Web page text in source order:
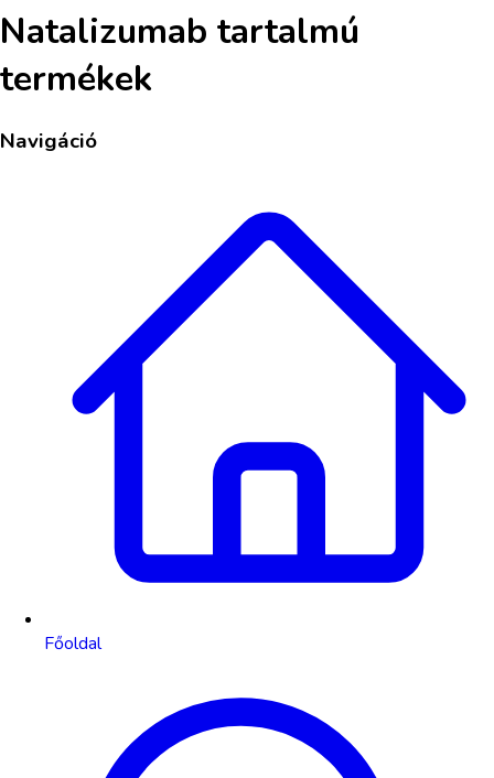
Natalizumab tartalmú
termékek
Navigáció
Főoldal